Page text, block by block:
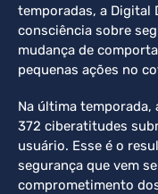
temporadas, a Digital
consciência sobre
mudança de
pequenas ações no
Na última temporada,
372 ciberatitudes
usuário. Esse é o
segurança que vem
comprometimento